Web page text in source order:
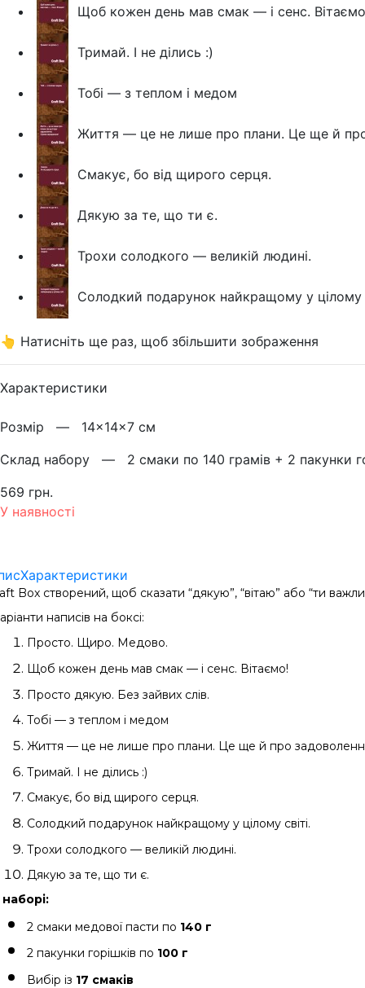
Щоб кожен день мав смак — і сенс.
Тримай. І не ділись :)
Тобі — з теплом і медом
Життя — це не лише про плани. Це ще й
Смакує, бо від щирого серця.
Дякую за те, що ти є.
Трохи солодкого — великій людині.
Солодкий подарунок найкращому у цілому
👆 Натисніть ще раз, щоб збільшити зображення
Характеристики
Розмiр — 14×14×7 см
Склад набору — 2 смаки по 140 грамів + 2 пакунки
569 грн.
У наявності
Характеристики
Box створений, щоб сказати “дякую”, “вітаю” або “ти
написів на боксі:
Просто. Щиро. Медово.
Щоб кожен день мав смак — і сенс. Вітаємо!
Просто дякую. Без зайвих слів.
Тобі — з теплом і медом
Життя — це не лише про плани. Це ще й про
Тримай. І не ділись :)
Смакує, бо від щирого серця.
Солодкий подарунок найкращому у цілому світі.
Трохи солодкого — великій людині.
Дякую за те, що ти є.
2 смаки медової пасти по 140 г
2 пакунки горішків по 100 г
Вибір із 17 смаків